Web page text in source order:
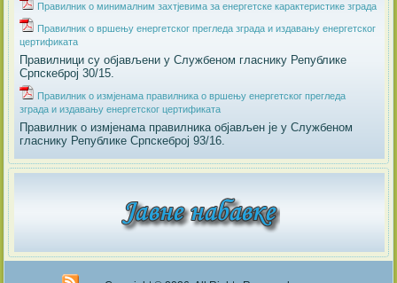
Правилник о минималним захтјевима за енергетске карактеристике зграда
Правилник о вршењу енергетског прегледа зграда и издавању енергетског
цертификата
Правилници су објављени у Службеном гласнику Републике
Српскеброј 30/15.
Правилник о измјенама правилника о вршењу енергетског прегледа
зграда и издавању енергетског цертификата
Правилник о измјенама правилника објављен је у Службеном
гласнику Републике Српскеброј 93/16.